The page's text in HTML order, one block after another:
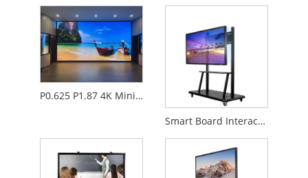
P0.625 P1.87 4K Mini LED COB HD απευθείας οθόνη led τηλεόραση 162" συνάντηση γραφείου
Smart Board Interactive Whiteboard Οθόνη οθόνης αφής LCD